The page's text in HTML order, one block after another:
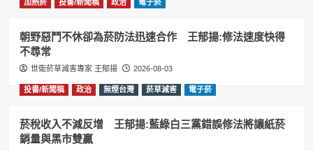
加熱菸 投書/新聞稿 政治 電子菸
朝野惡鬥不休卻為菸防法迅速合作 王郁揚:修法速度快得
不尋常
世衛菸草減害專家 王郁揚 2026-08-03
投書/新聞稿 政治 無煙台灣 菸草減害 電子菸
菸稅收入不減反增 王郁揚:藍綠白三黨錯誤修法將讓紙菸
銷量與黑市雙贏